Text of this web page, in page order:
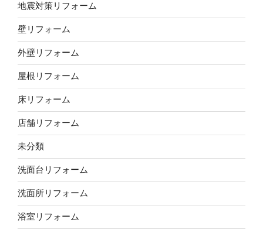
地震対策リフォーム
壁リフォーム
外壁リフォーム
屋根リフォーム
床リフォーム
店舗リフォーム
未分類
洗面台リフォーム
洗面所リフォーム
浴室リフォーム